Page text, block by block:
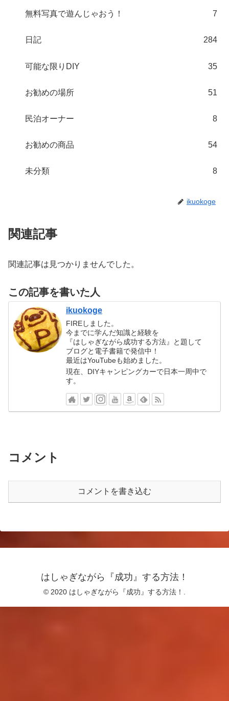
無料写真で遊んじゃおう！ 7
日記 284
可能な限りDIY 35
お勧めの場所 51
民泊オーナー 8
お勧めの商品 54
未分類 8
ikuokoge
関連記事
関連記事は見つかりませんでした。
この記事を書いた人
ikuokoge
FIREしました。
今までに学んだ知識と経験を
『はしゃぎながら成功する方法』と題して
ブログと電子書籍で発信中！
最近はYouTubeも始めました。
現在、DIYキャンピングカーで日本一周中で
す。
コメント
コメントを書き込む
はしゃぎながら『成功』する方法！
© 2020 はしゃぎながら『成功』する方法！.